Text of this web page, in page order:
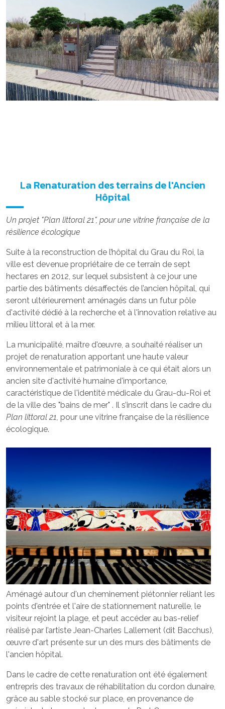
La Renaturation des terrains de l'Ancien
Hôpital
Un projet "Plan littoral 21", pour une vitrine française de la
résilience écologique
Suite à la reconstruction de l’hôpital du Grau du Roi, la
ville est devenue propriétaire de ce terrain de sept
hectares en 2012, sur lequel subsistent à ce jour une
partie des bâtiments désaffectés de l’ancien hôpital, qui
seront ultérieurement aménagés dans un futur pôle
d'activité dédié à la recherche et à l'innovation relative au
milieu littoral et à la mer.
La municipalité, maître d'œuvre, a souhaité réaliser un
projet de renaturation apportant une haute valeur
environnementale et patrimoniale à ce qui était alors un
ancien site d'activité humaine d'importance,
caractéristique de l'identité médicale du Grau-du-Roi et
de la ville des "bains de mer" . Il s’inscrit dans le cadre du
Plan littoral 21, pour une vitrine française de la résilience
écologique.
Aménagé autour d'un cheminement piétonnier reliant les
points d'entrée et l'aire de stationnement naturelle, le
visiteur rejoint la plage, et peut accéder au bas-relief
réalisé par l’artiste Jean-Charles Lallement (dit Bacchus),
œuvre d'art présente sur un des murs des bâtiments de
l'ancien hôpital.
Dans le cadre de cette renaturation ont été également
entrepris des travaux de réhabilitation du cordon dunaire,
grâce au sable stocké sur place, en provenance de